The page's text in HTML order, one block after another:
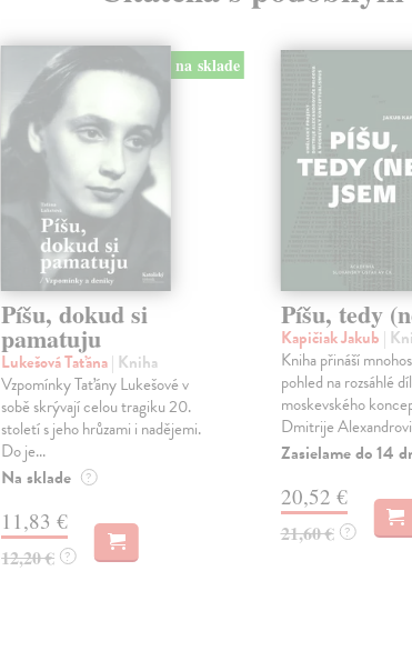
na sklade
Píšu, dokud si
pamatuju
Lukešová Taťána| Kniha
Vzpomínky Taťány Lukešové v
sobě skrývají celou tragiku 20.
století s jeho hrůzami i nadějemi.
Do je...
Na sklade ?
11,83 €
12,20 € ?
Píšu, tedy
Kapičiak Jakub |
Kniha přináší
pohled na rozsáhlé
moskevského
Dmitrije
Zasielame do 14
20,52 €
21,60 € ?